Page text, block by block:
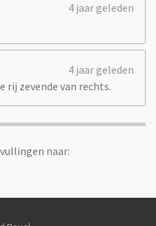
4 jaar geleden
4 jaar geleden
rij zevende van rechts.
naar: